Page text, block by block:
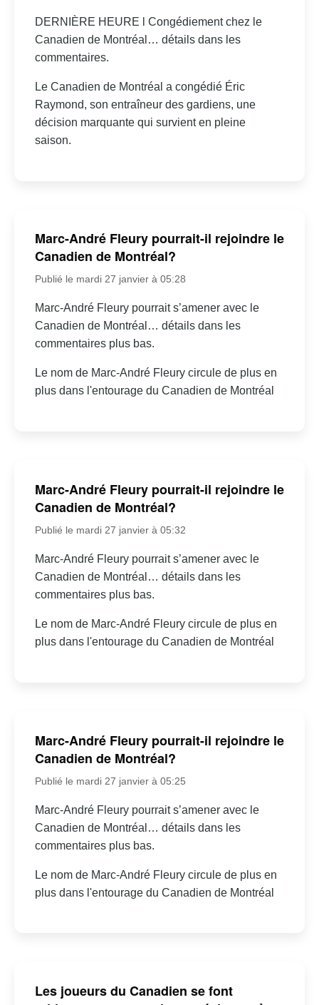
DERNIÈRE HEURE l Congédiement chez le
Canadien de Montréal… détails dans les
commentaires.
Le Canadien de Montréal a congédié Éric
Raymond, son entraîneur des gardiens, une
décision marquante qui survient en pleine
saison.
Marc-André Fleury pourrait-il rejoindre le
Canadien de Montréal?
Publié le mardi 27 janvier à 05:28
Marc-André Fleury pourrait s’amener avec le
Canadien de Montréal… détails dans les
commentaires plus bas.
Le nom de Marc-André Fleury circule de plus en
plus dans l'entourage du Canadien de Montréal
Marc-André Fleury pourrait-il rejoindre le
Canadien de Montréal?
Publié le mardi 27 janvier à 05:32
Marc-André Fleury pourrait s’amener avec le
Canadien de Montréal… détails dans les
commentaires plus bas.
Le nom de Marc-André Fleury circule de plus en
plus dans l'entourage du Canadien de Montréal
Marc-André Fleury pourrait-il rejoindre le
Canadien de Montréal?
Publié le mardi 27 janvier à 05:25
Marc-André Fleury pourrait s’amener avec le
Canadien de Montréal… détails dans les
commentaires plus bas.
Le nom de Marc-André Fleury circule de plus en
plus dans l'entourage du Canadien de Montréal
Les joueurs du Canadien se font